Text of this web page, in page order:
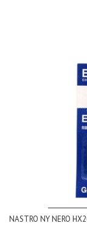
NASTRO NY NERO